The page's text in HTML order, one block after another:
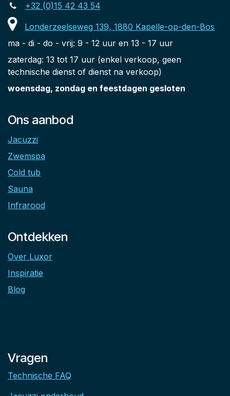
+32 (0)15 42 43 54
Londerzeelseweg 139, 1880 Kapelle-op-den-Bos
ma - di - do - vrij: 9 - 12 uur en 13 - 17 uur
zaterdag: 13 tot 17 uur (enkel verkoop, geen
technische dienst of dienst na verkoop)
woensdag, zondag en feestdagen gesloten
Ons aanbod
Jacuzzi
Zwemspa
Cold tub
Sauna
Infrarood
Ontdekken
Over Luxor
Inspiratie
Blog
Vragen
Technische FAQ